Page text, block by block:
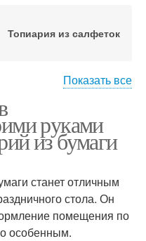
Топиария из салфеток
Показать все
руками
из бумаги
станет отличным
стола. Он
помещения по
особенным.